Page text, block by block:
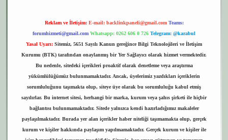
Reklam ve İletişim: E-mail: backlinkpaneli@gmail.com Teams:
forumhizmeti@gmail.com Whatsapp: 0262 606 0 726 Telegram: @karabul
Yasal Uyarı: Sitemiz, 5651 Sayılı Kanun gereğince Bilgi Teknolojileri ve İletişim
Kurumu (BTK) tarafından onaylanmış bir Yer Sağlayıcı olarak hizmet vermektedir.
Bu nedenle, sitedeki içerikleri proaktif olarak denetleme veya araştırma
yükümlülüğümüz bulunmamaktadır. Ancak, üyelerimiz yazdıkları içeriklerin
sorumluluğunu taşımakta olup, siteye üye olarak bu sorumluluğu kabul etmiş
sayılırlar. Bu internet sitesi, herhangi bir marka, kurum veya şahıs şirketi ile hiçbir
bağlantısı bulunmamaktadır. Sitede yalnızca kendi hazırladığımız makaleler
paylaşılmaktadır. Burada yer alan içerikler haber niteliği taşımamakta olup, gerçek
kurum ve kişiler hakkında paylaşım yapılmamaktadır. Gerçek kurum ve kişiler ile